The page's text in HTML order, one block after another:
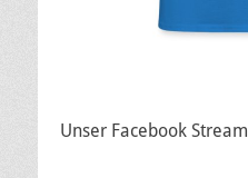
Unser Facebook Stream